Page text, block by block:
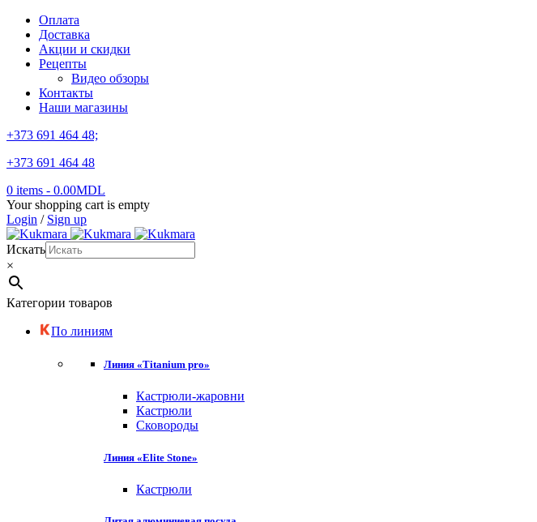
Оплата
Доставка
Акции и скидки
Рецепты
Видео обзоры
Контакты
Наши магазины
+373 691 464 48;
+373 691 464 48
0 items - 0.00MDL
Your shopping cart is empty
Login / Sign up
Искать
×
Категории товаров
По линиям
Линия «Titanium pro»
Кастрюли-жаровни
Кастрюли
Сковороды
Линия «Elite Stone»
Кастрюли